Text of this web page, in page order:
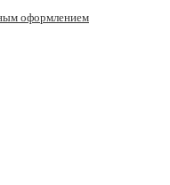
оформлением